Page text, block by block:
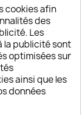
ou
aussi bien
nature.
fidèle
cookies afin
des
Les
la publicité sont
optimisées sur
ainsi que les
données